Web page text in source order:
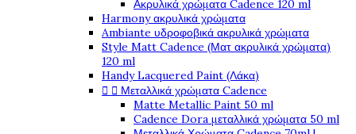
Ακρυλικά χρώματα Cadence 120 ml
Harmony ακρυλικά χρώματα
Ambiante υδροφοβικά ακρυλικά χρώματα
Style Matt Cadence (Ματ ακρυλικά χρώματα)
120 ml
Handy Lacquered Paint (Λάκα)
  Μεταλλικά χρώματα Cadence
Matte Metallic Paint 50 ml
Cadence Dora μεταλλικά χρώματα 50 ml